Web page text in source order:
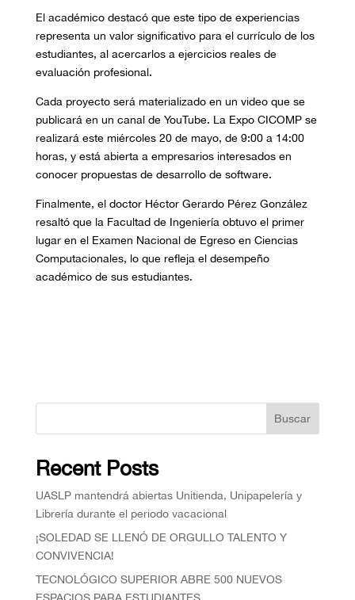
El académico destacó que este tipo de experiencias
representa un valor significativo para el currículo de los
estudiantes, al acercarlos a ejercicios reales de
evaluación profesional.
Cada proyecto será materializado en un video que se
publicará en un canal de YouTube. La Expo CICOMP se
realizará este miércoles 20 de mayo, de 9:00 a 14:00
horas, y está abierta a empresarios interesados en
conocer propuestas de desarrollo de software.
Finalmente, el doctor Héctor Gerardo Pérez González
resaltó que la Facultad de Ingeniería obtuvo el primer
lugar en el Examen Nacional de Egreso en Ciencias
Computacionales, lo que refleja el desempeño
académico de sus estudiantes.
Buscar
Recent Posts
UASLP mantendrá abiertas Unitienda, Unipapelería y
Librería durante el periodo vacacional
¡SOLEDAD SE LLENÓ DE ORGULLO TALENTO Y
CONVIVENCIA!
TECNOLÓGICO SUPERIOR ABRE 500 NUEVOS